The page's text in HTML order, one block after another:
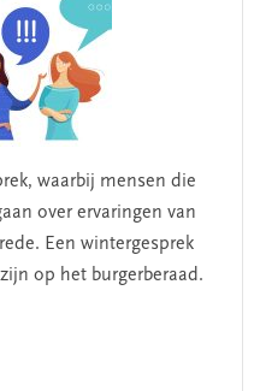
waarbij mensen die
over ervaringen van
Een wintergesprek
op het burgerberaad.